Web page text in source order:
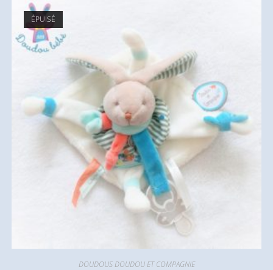
ÉPUISÉ
DOUDOUS DOUDOU ET COMPAGNIE